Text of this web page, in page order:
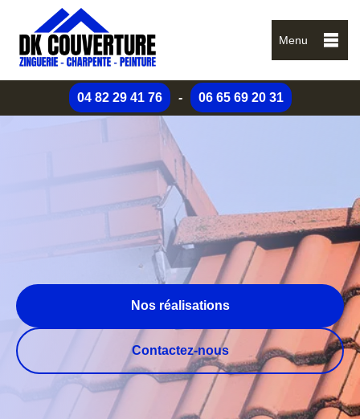
Menu
04 82 29 41 76 - 06 65 69 20 31
Nos réalisations
Contactez-nous